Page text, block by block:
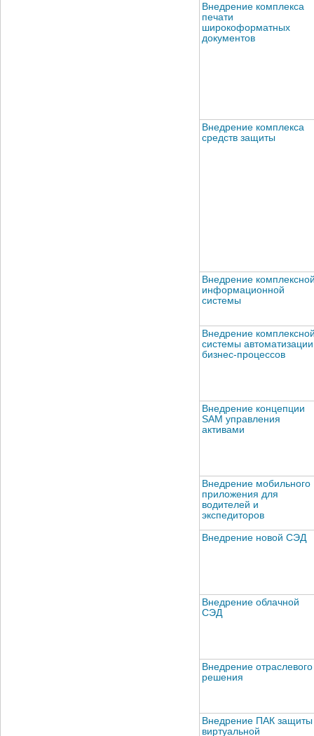
Внедрение комплекса
печати
широкоформатных
документов
Внедрение комплекса
средств защиты
Внедрение
информационной
системы
Внедрение
системы автоматизации
бизнес-процессов
Внедрение концепции
SAM управления
активами
Внедрение мобильного
приложения для
водителей и
экспедиторов
Внедрение новой СЭД
Внедрение облачной
СЭД
Внедрение отраслевого
решения
Внедрение ПАК защиты
виртуальной